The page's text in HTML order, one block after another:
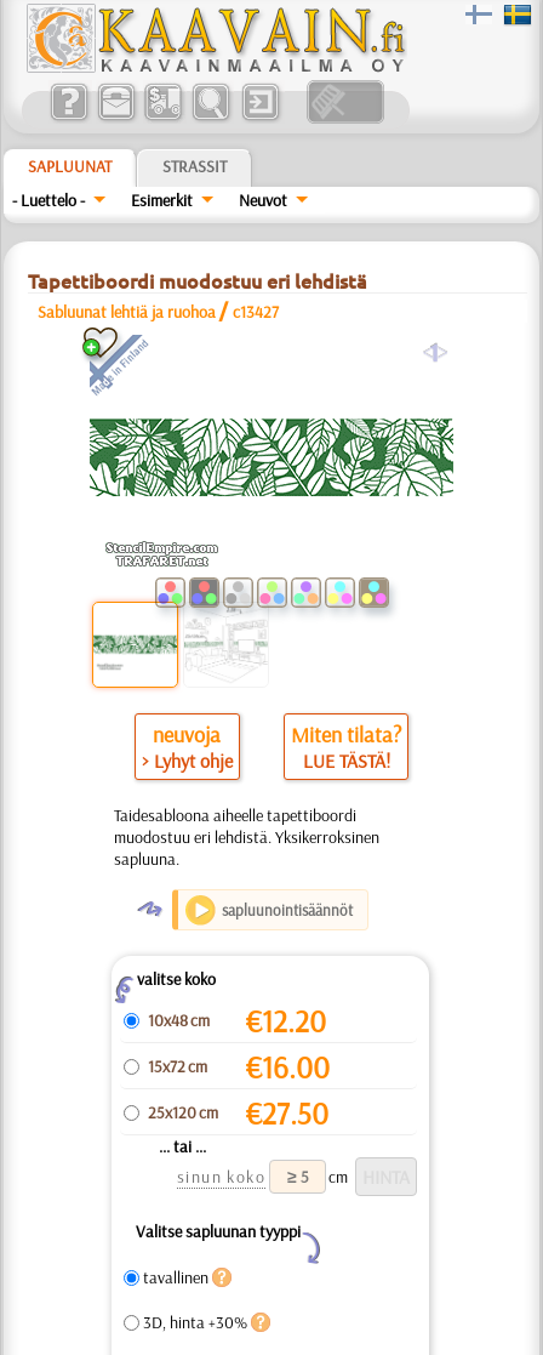
SAPLUUNAT
STRASSIT
- Luettelo -
Esimerkit Neuvot
Tapettiboordi muodostuu eri lehdistä
Sabluunat lehtiä ja ruohoa /c13427
a
neuvoja
> Lyhyt ohje
Miten tilata?
LUE TÄSTÄ!
Taidesabloona aiheelle tapettiboordi
muodostuu eri lehdistä. Yksikerroksinen
sapluuna.
O sapluunointisäännöt
Zvalitse koko
10x48 cm
€12.20
15x72 cm €16.00
25x120 cm €27.50
... tai ...
sinun koko
cm
Valitse sapluunan tyyppi
Y
tavallinen
3D, hinta +30%